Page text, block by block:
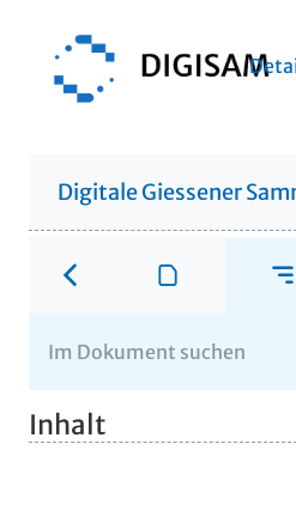
Digitale Giessener
Inhalt